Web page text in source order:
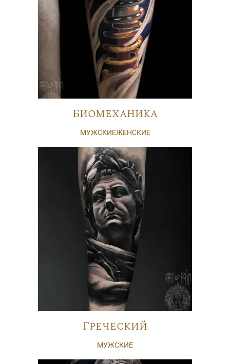
Биомеханика
МУЖСКИЕЖЕНСКИЕ
Греческий
МУЖСКИЕ